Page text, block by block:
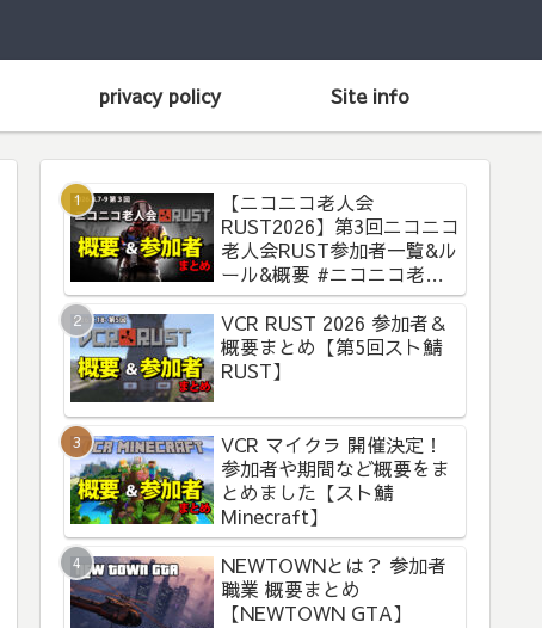
privacy policy Site info
【ニコニコ老人会
RUST2026】第3回ニコニコ
老人会RUST参加者一覧&ル
ール&概要 #ニコニコ老人
会RUST
VCR RUST 2026 参加者＆
概要まとめ【第5回スト鯖
RUST】
VCR マイクラ 開催決定！
参加者や期間など概要をま
とめました【スト鯖
Minecraft】
NEWTOWNとは？ 参加者
職業 概要まとめ
【NEWTOWN GTA】